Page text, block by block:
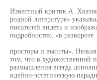
Известный критик А.
родной литературе»
писателей видеть и
подробностях, «в развороте
просторы и высоты».
том, что в художественной
размышления всегда
идейно-эстетическую